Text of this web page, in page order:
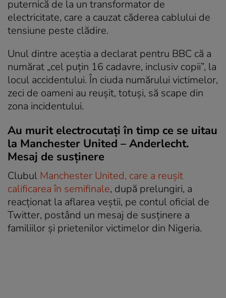
puternică de la un transformator de
electricitate, care a cauzat căderea cablului de
tensiune peste clădire.
Unul dintre aceştia a declarat pentru BBC că a
numărat „cel puţin 16 cadavre, inclusiv copii”, la
locul accidentului. În ciuda numărului victimelor,
zeci de oameni au reuşit, totuşi, să scape din
zona incidentului.
Au murit electrocutaţi în timp ce se uitau
la Manchester United – Anderlecht.
Mesaj de susţinere
Clubul Manchester United, care a reuşit
calificarea în semifinale, după prelungiri, a
reacţionat la aflarea veştii, pe contul oficial de
Twitter, postând un mesaj de susţinere a
familiilor şi prietenilor victimelor din Nigeria.